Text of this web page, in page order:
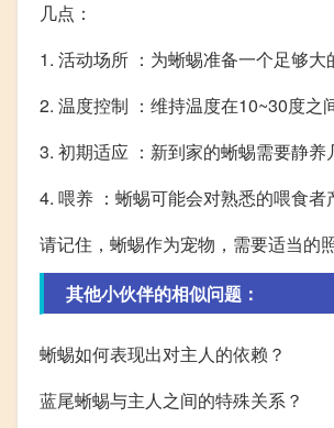
几点：
1. 活动场所 ：为蜥蜴准备一个足够大
2. 温度控制 ：维持温度在10~30度之
3. 初期适应 ：新到家的蜥蜴需要静养
4. 喂养 ：蜥蜴可能会对熟悉的喂食者
请记住，蜥蜴作为宠物，需要适当的
其他小伙伴的相似问题：
蜥蜴如何表现出对主人的依赖？
蓝尾蜥蜴与主人之间的特殊关系？